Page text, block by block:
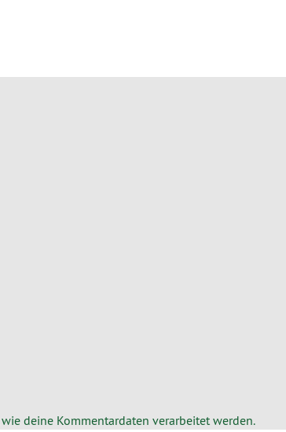
wie deine Kommentardaten verarbeitet werden.